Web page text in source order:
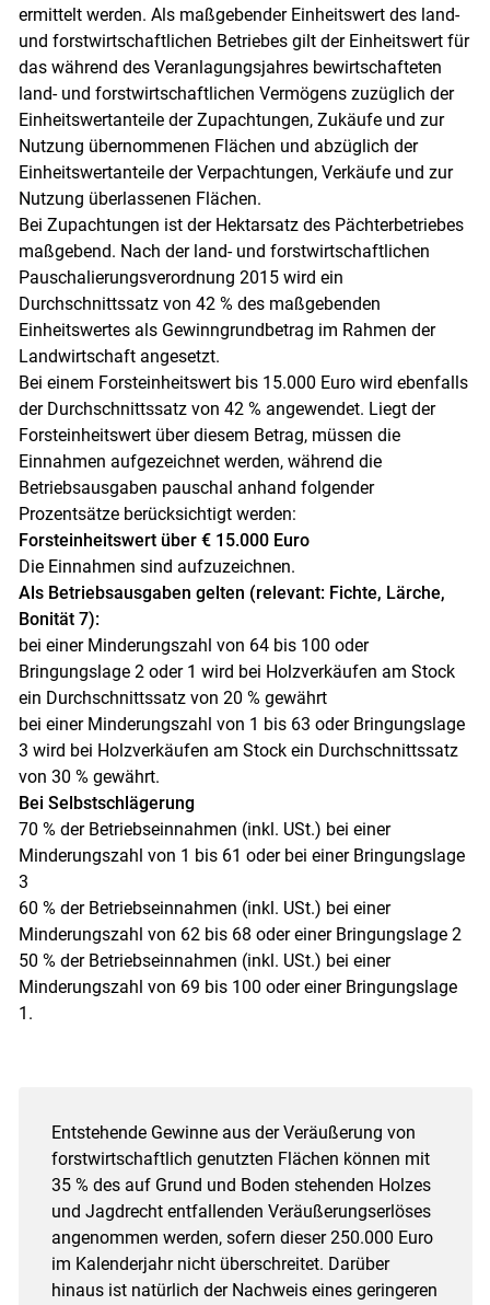
ermittelt werden. Als maßgebender Einheitswert des land-
und forstwirtschaftlichen Betriebes gilt der Einheitswert für
das während des Veranlagungsjahres bewirtschafteten
land- und forstwirtschaftlichen Vermögens zuzüglich der
Einheitswertanteile der Zupachtungen, Zukäufe und zur
Nutzung übernommenen Flächen und abzüglich der
Einheitswertanteile der Verpachtungen, Verkäufe und zur
Nutzung überlassenen Flächen.
Bei Zupachtungen ist der Hektarsatz des Pächterbetriebes
maßgebend. Nach der land- und forstwirtschaftlichen
Pauschalierungsverordnung 2015 wird ein
Durchschnittssatz von 42 % des maßgebenden
Einheitswertes als Gewinngrundbetrag im Rahmen der
Landwirtschaft angesetzt.
Bei einem Forsteinheitswert bis 15.000 Euro wird ebenfalls
der Durchschnittssatz von 42 % angewendet. Liegt der
Forsteinheitswert über diesem Betrag, müssen die
Einnahmen aufgezeichnet werden, während die
Betriebsausgaben pauschal anhand folgender
Prozentsätze berücksichtigt werden:
Forsteinheitswert über € 15.000 Euro
Die Einnahmen sind aufzuzeichnen.
Als Betriebsausgaben gelten (relevant: Fichte, Lärche,
Bonität 7):
bei einer Minderungszahl von 64 bis 100 oder
Bringungslage 2 oder 1 wird bei Holzverkäufen am Stock
ein Durchschnittssatz von 20 % gewährt
bei einer Minderungszahl von 1 bis 63 oder Bringungslage
3 wird bei Holzverkäufen am Stock ein Durchschnittssatz
von 30 % gewährt.
Bei Selbstschlägerung
70 % der Betriebseinnahmen (inkl. USt.) bei einer
Minderungszahl von 1 bis 61 oder bei einer Bringungslage
3
60 % der Betriebseinnahmen (inkl. USt.) bei einer
Minderungszahl von 62 bis 68 oder einer Bringungslage 2
50 % der Betriebseinnahmen (inkl. USt.) bei einer
Minderungszahl von 69 bis 100 oder einer Bringungslage
1.
Entstehende Gewinne aus der Veräußerung von
forstwirtschaftlich genutzten Flächen können mit
35 % des auf Grund und Boden stehenden Holzes
und Jagdrecht entfallenden Veräußerungserlöses
angenommen werden, sofern dieser 250.000 Euro
im Kalenderjahr nicht überschreitet. Darüber
hinaus ist natürlich der Nachweis eines geringeren